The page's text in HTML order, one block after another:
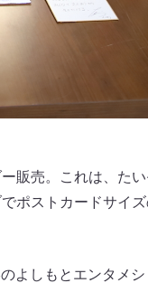
販売。これは、た
ポストカードサイ
よしもとエンタメ